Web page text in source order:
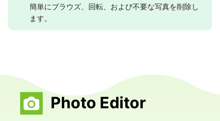
簡単にブラウズ、回転、および不要な写真を削除し
ます。
Photo Editor